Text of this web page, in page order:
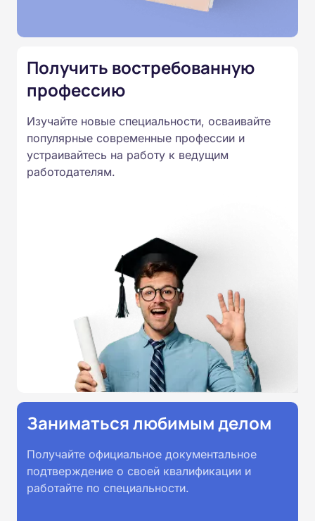
Подготовка ведется по всем
России от 14.07.2023 N 534 в
соответствии с Федеральными
образовательными стандартами
профессионального образования.
Удостоверения и дипломы о
Получить востребованную
профессию
Изучайте новые специальности, осваивайте
популярные современные профессии и
устраивайтесь на работу к ведущим
работодателям.
Заниматься любимым делом
Получайте официальное документальное
подтверждение о своей квалификации и
работайте по специальности.